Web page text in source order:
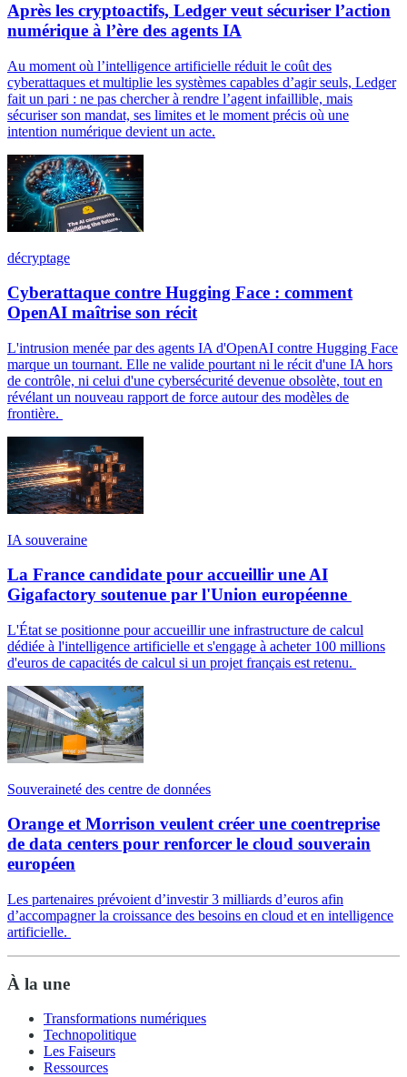
Après les cryptoactifs, Ledger veut sécuriser l’action
numérique à l’ère des agents IA
Au moment où l’intelligence artificielle réduit le coût des
cyberattaques et multiplie les systèmes capables d’agir seuls, Ledger
fait un pari : ne pas chercher à rendre l’agent infaillible, mais
sécuriser son mandat, ses limites et le moment précis où une
intention numérique devient un acte.
décryptage
Cyberattaque contre Hugging Face : comment
OpenAI maîtrise son récit
L'intrusion menée par des agents IA d'OpenAI contre Hugging Face
marque un tournant. Elle ne valide pourtant ni le récit d'une IA hors
de contrôle, ni celui d'une cybersécurité devenue obsolète, tout en
révélant un nouveau rapport de force autour des modèles de
frontière.
IA souveraine
La France candidate pour accueillir une AI
Gigafactory soutenue par l'Union européenne
L'État se positionne pour accueillir une infrastructure de calcul
dédiée à l'intelligence artificielle et s'engage à acheter 100 millions
d'euros de capacités de calcul si un projet français est retenu.
Souveraineté des centre de données
Orange et Morrison veulent créer une coentreprise
de data centers pour renforcer le cloud souverain
européen
Les partenaires prévoient d’investir 3 milliards d’euros afin
d’accompagner la croissance des besoins en cloud et en intelligence
artificielle.
À la une
Transformations numériques
Technopolitique
Les Faiseurs
Ressources